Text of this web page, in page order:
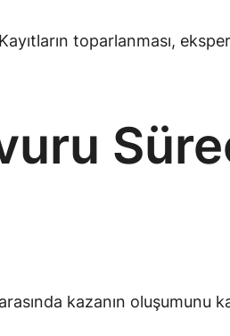
toparlanması,
kazanın oluşumunu